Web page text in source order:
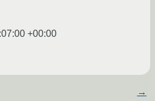
+00:00
→